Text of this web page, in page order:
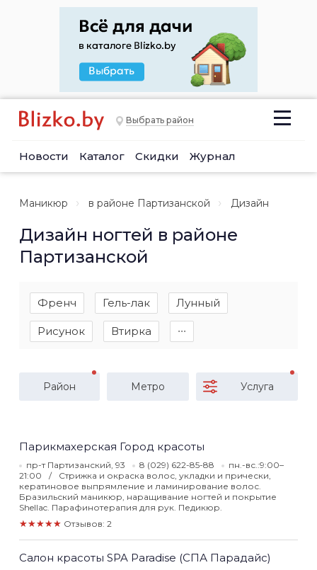
Выбрать район
Новости Каталог Скидки Журнал
Маникюр в районе Партизанской Дизайн
Дизайн ногтей в районе
Партизанской
Френч Гель-лак Лунный
Рисунок Втирка ∙∙∙
Район Метро Услуга
Парикмахерская Город красоты
пр-т Партизанский, 93 8 (029) 622-85-88
пн.-вс.:9:00–
21:00
Стрижка и окраска волос, укладки и прически,
кератиновое выпрямление и ламинирование волос.
Бразильский маникюр, наращивание ногтей и покрытие
Shellac. Парафинотерапия для рук. Педикюр.
★★★★★ Отзывов: 2
Салон красоты SPA Paradise (СПА Парадайс)